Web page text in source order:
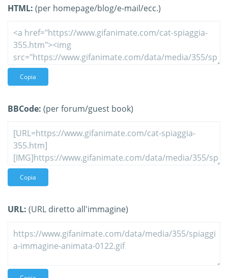
HTML: (per homepage/blog/e-mail/ecc.)
Copia
BBCode: (per forum/guest book)
Copia
URL: (URL diretto all'immagine)